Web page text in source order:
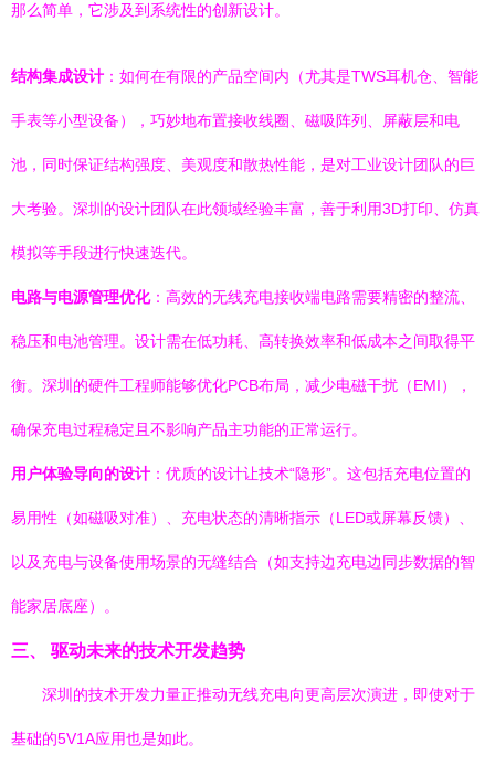
那么简单，它涉及到系统性的创新设计。
结构集成设计 ：如何在有限的产品空间内（尤其是TWS耳机仓、智能
手表等小型设备），巧妙地布置接收线圈、磁吸阵列、屏蔽层和电
池，同时保证结构强度、美观度和散热性能，是对工业设计团队的巨
大考验。深圳的设计团队在此领域经验丰富，善于利用3D打印、仿真
模拟等手段进行快速迭代。
电路与电源管理优化：高效的无线充电接收端电路需要精密的整流、
稳压和电池管理。设计需在低功耗、高转换效率和低成本之间取得平
衡。深圳的硬件工程师能够优化PCB布局，减少电磁干扰（EMI），
确保充电过程稳定且不影响产品主功能的正常运行。
用户体验导向的设计 ：优质的设计让技术“隐形”。这包括充电位置的
易用性（如磁吸对准）、充电状态的清晰指示（LED或屏幕反馈）、
以及充电与设备使用场景的无缝结合（如支持边充电边同步数据的智
能家居底座）。
三、 驱动未来的技术开发趋势
深圳的技术开发力量正推动无线充电向更高层次演进，即使对于
基础的5V1A应用也是如此。